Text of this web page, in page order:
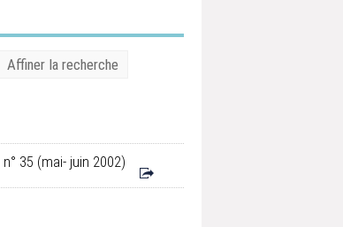
Affiner la recherche
35 (mai- juin 2002)